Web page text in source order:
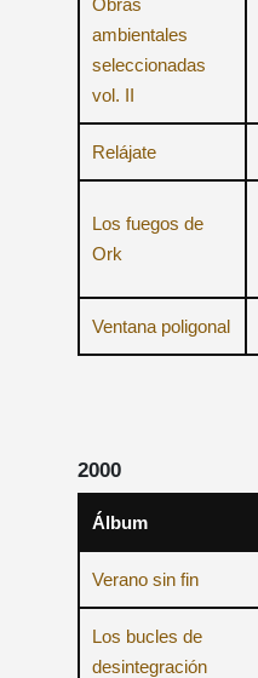
ambientales
seleccionadas
vol. II
Relájate
Los fuegos de
Ork
Ventana poligonal
2000
Álbum
Verano sin fin
Los bucles de
desintegración